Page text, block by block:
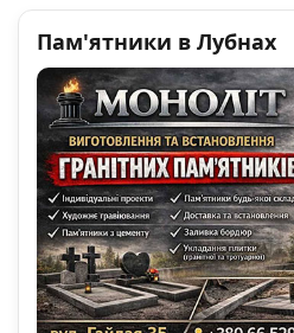
Пам'ятники в Лубнах